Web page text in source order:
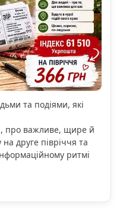
та подіями, які
про важливе, щире й
друге півріччя та
ритмі